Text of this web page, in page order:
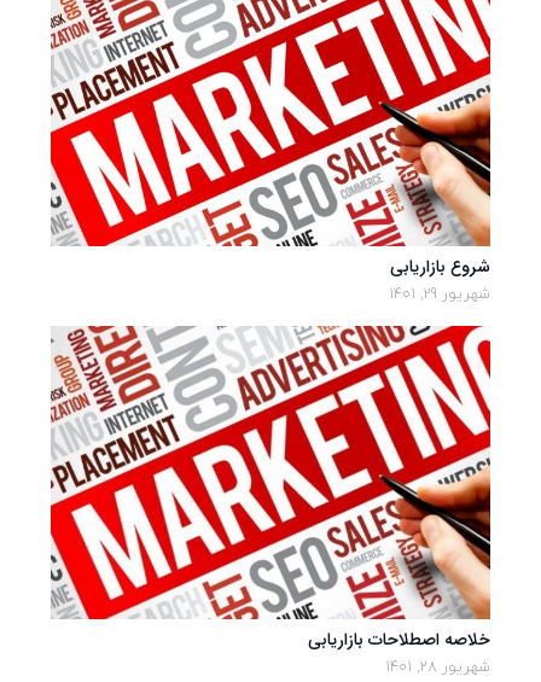
شروع بازاریابی
شهریور 29, 1401
خلاصه اصطلاحات بازاریابی
شهریور 28, 1401